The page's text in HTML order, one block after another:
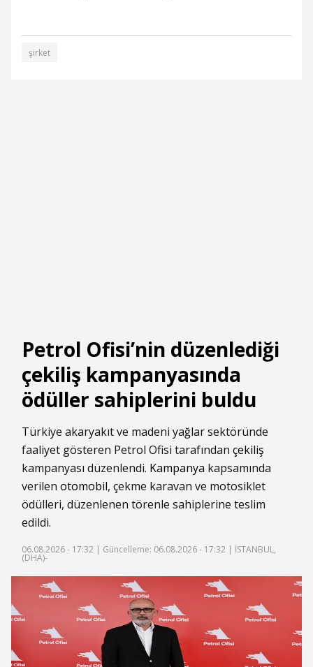
şirket
Petrol Ofisi’nin düzenlediği
çekiliş kampanyasında
ödüller sahiplerini buldu
Türkiye akaryakıt ve madeni yağlar sektöründe
faaliyet gösteren Petrol Ofisi tarafından çekiliş
kampanyası düzenlendi. Kampanya kapsamında
verilen otomobil, çekme karavan ve motosiklet
ödülleri, düzenlenen törenle sahiplerine teslim
edildi.
06.08.2026 - 17:32 | Güncelleme: 06.08.2026 - 17:32 | İSTANBUL,
(DHA)-